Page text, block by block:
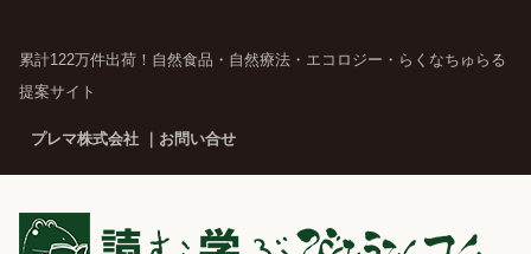
累計122万件出荷！自然食品・自然療法・エコロジー・らくなちゅらる
提案サイト
プレマ株式会社 お問い合せ